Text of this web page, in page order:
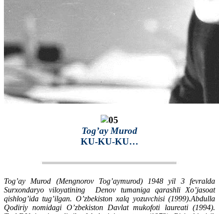
Tog’ay Murod
KU-KU-KU…
Tog’ay Murod (Mengnorov Tog’aymurod) 1948 yil 3 fevralda
Surxondaryo viloyatining Denov tumaniga qarashli Xo’jasoat
qishlog’ida tug’ilgan. O’zbekiston xalq yozuvchisi (1999).Abdulla
Qodiriy nomidagi O’zbekiston Davlat mukofoti laureati (1994).